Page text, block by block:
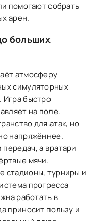
помогают собрать
арен.
больших
атмосферу
симуляторных
быстро
на поле.
для атак, но
напряжённее.
а вратари
мячи.
стадионы, турниры и
прогресса
работать в
приносит пользу и